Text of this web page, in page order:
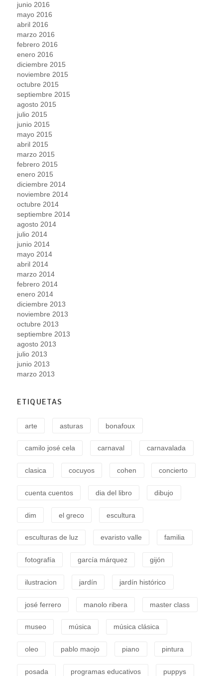
junio 2016
mayo 2016
abril 2016
marzo 2016
febrero 2016
enero 2016
diciembre 2015
noviembre 2015
octubre 2015
septiembre 2015
agosto 2015
julio 2015
junio 2015
mayo 2015
abril 2015
marzo 2015
febrero 2015
enero 2015
diciembre 2014
noviembre 2014
octubre 2014
septiembre 2014
agosto 2014
julio 2014
junio 2014
mayo 2014
abril 2014
marzo 2014
febrero 2014
enero 2014
diciembre 2013
noviembre 2013
octubre 2013
septiembre 2013
agosto 2013
julio 2013
junio 2013
marzo 2013
ETIQUETAS
arte asturas bonafoux
camilo josé cela carnaval carnavalada
clasica cocuyos cohen concierto
cuenta cuentos dia del libro dibujo
dim el greco escultura
esculturas de luz evaristo valle familia
fotografía garcía márquez gijón
ilustracion jardín jardín histórico
josé ferrero manolo ribera master class
museo música música clásica
oleo pablo maojo piano pintura
posada programas educativos puppys